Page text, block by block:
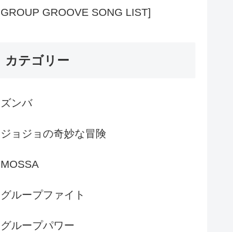
GROUP GROOVE SONG LIST]
カテゴリー
ズンバ
ジョジョの奇妙な冒険
MOSSA
グループファイト
グループパワー